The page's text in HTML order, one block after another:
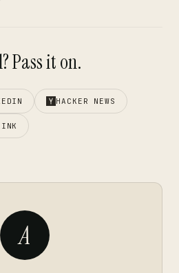
Pass it on.
HACKER NEWS
A